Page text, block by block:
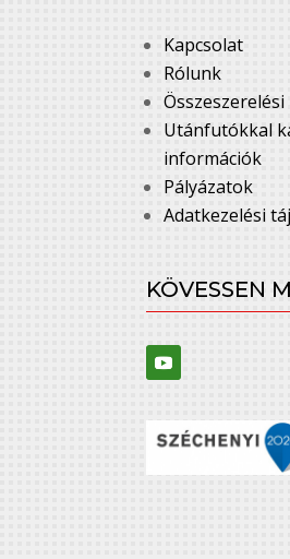
Kapcsolat
Rólunk
Utánfutókkal
információk
Pályázatok
Adatkezelési
KÖVESSEN